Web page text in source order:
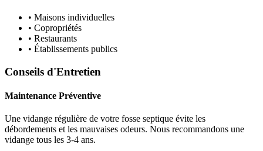
• Maisons individuelles
• Copropriétés
• Restaurants
• Établissements publics
Conseils d'Entretien
Maintenance Préventive
Une vidange régulière de votre fosse septique évite les
débordements et les mauvaises odeurs. Nous recommandons une
vidange tous les 3-4 ans.